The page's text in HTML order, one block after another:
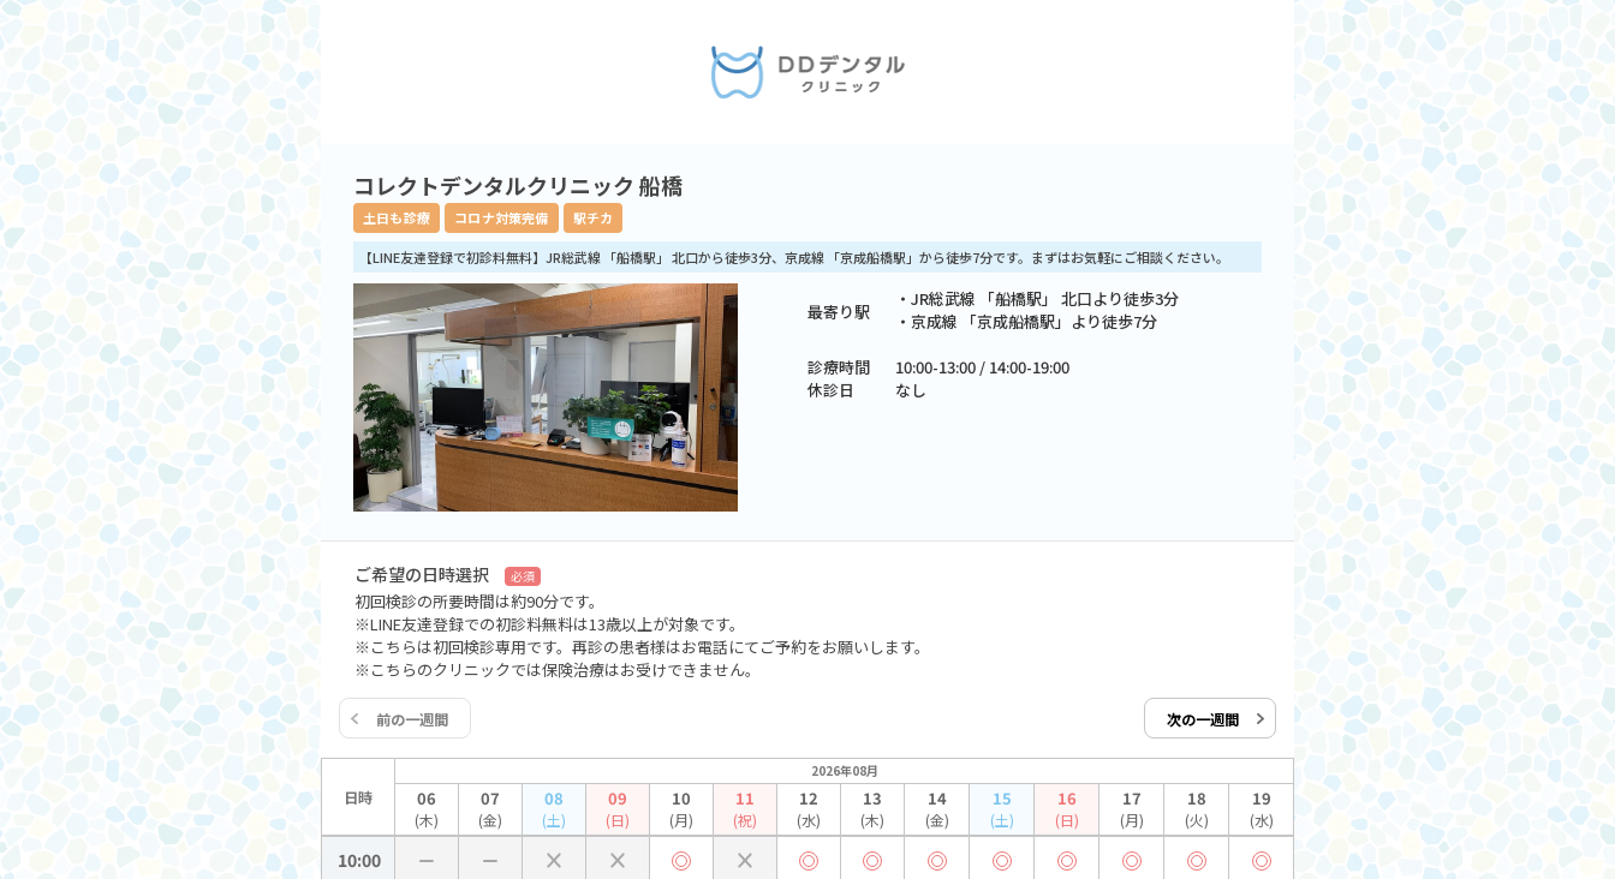
コレクトデンタルクリニック 船橋
土日も診療 コロナ対策完備 駅チカ
【LINE友達登録で初診料無料】JR総武線 「船橋駅」 北口から徒歩3分、京成線 「京成船橋駅」から徒歩7分です。まずはお気軽にご相談ください。
最寄り駅
・JR総武線 「船橋駅」 北口より徒歩3分
・京成線 「京成船橋駅」より徒歩7分
診療時間
10:00-13:00 / 14:00-19:00
休診日
なし
ご希望の日時選択 必須
初回検診の所要時間は約90分です。
※LINE友達登録での初診料無料は13歳以上が対象です。
※こちらは初回検診専用です。再診の患者様はお電話にてご予約をお願いします。
※こちらのクリニックでは保険治療はお受けできません。
前の一週間 次の一週間
日時
2026年08月
06
(木)
07
(金)
08
(土)
09
(日)
10
(月)
11
(祝)
12
(水)
13
(木)
14
(金)
15
(土)
16
(日)
17
(月)
18
(火)
19
(水)
10:00